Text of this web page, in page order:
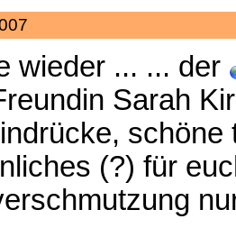
wieder ... ... der
Sarah
(?) für